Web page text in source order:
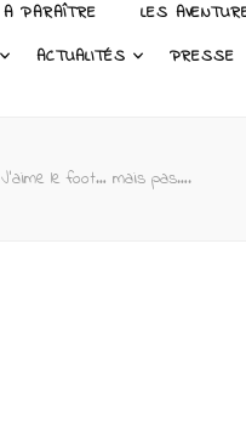
A PARAÎTRE LES
ACTUALITÉS PRESSE
J’aime le foot… mais pas….